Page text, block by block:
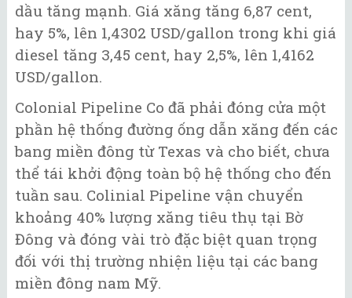
dầu tăng mạnh. Giá xăng tăng 6,87 cent,
hay 5%, lên 1,4302 USD/gallon trong khi giá
diesel tăng 3,45 cent, hay 2,5%, lên 1,4162
USD/gallon.
Colonial Pipeline Co đã phải đóng cửa một
phần hệ thống đường ống dẫn xăng đến các
bang miền đông từ Texas và cho biết, chưa
thể tái khởi động toàn bộ hệ thống cho đến
tuần sau. Colinial Pipeline vận chuyển
khoảng 40% lượng xăng tiêu thụ tại Bờ
Đông và đóng vài trò đặc biệt quan trọng
đối với thị trường nhiện liệu tại các bang
miền đông nam Mỹ.